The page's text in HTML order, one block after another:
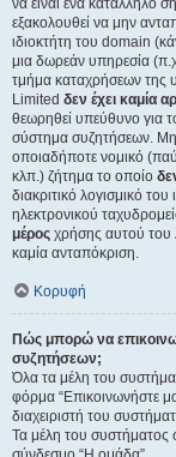
να είναι ένα κατάλληλο
εξακολουθεί να μην
ιδιοκτήτη του domain
μια δωρεάν υπηρεσία
τμήμα καταχρήσεων της
Limited δεν έχει καμία
θεωρηθεί υπεύθυνο για
σύστημα συζητήσεων.
οποιαδήποτε νομικό
κλπ.) ζήτημα το οποίο
διακριτικό λογισμικό
ηλεκτρονικού
μέρος χρήσης αυτού του
καμία ανταπόκριση.
Κορυφή
Πώς μπορώ να
συζητήσεων;
Όλα τα μέλη του
φόρμα “Επικοινωνήστε
διαχειριστή του
Τα μέλη του συστήματος